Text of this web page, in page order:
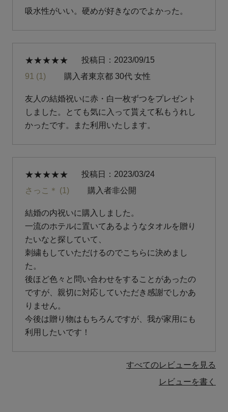
吸水性がいい。硬めが好きなのでよかった。
91 1 購入者東京都 30代 女性
投稿日 2023/09/15
友人の結婚祝いに赤・白一枚ずつをプレゼント
しました。とても気に入って貰えて私もうれし
かったです。また利用いたします。
さっこ＊ 1 購入者非公開
投稿日 2023/03/24
結婚の内祝いに購入しました。
一流のホテルに置いてあるようなタオルを贈り
たいなと探していて、
刺繍もしていただけるのでこちらに決めまし
た。
後ほど色々と問い合わせをすることがあったの
ですが、親切に対応していただき感謝でしかあ
りません。
今後は贈り物はもちろんですが、我が家用にも
利用したいです！
すべてのレビューを見る
レビューを書く